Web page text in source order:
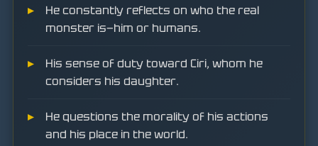
He constantly reflects on who the real
monster is—him or humans.
His sense of duty toward Ciri, whom he
considers his daughter.
He questions the morality of his actions
and his place in the world.